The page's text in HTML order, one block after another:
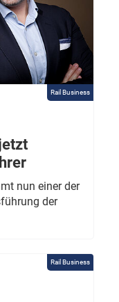
Rail Business
nun einer der
der
Rail Business